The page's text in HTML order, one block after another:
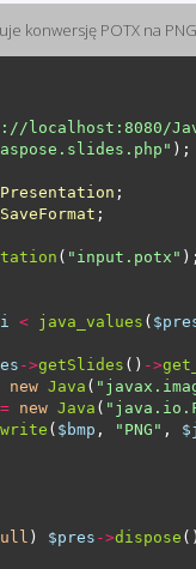
konwersję POTX na
localhost:8080/
Presentation
SaveFormat
( "input.potx"
< java_values (
->getSlides () ->
new Java (
= new Java (
write ( $bmp , "PNG" ,
) $pres ->dispose